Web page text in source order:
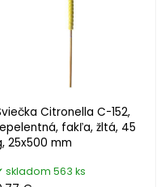
Citronella C-152,
fakľa, žltá, 45
25x500 mm
skladom 563 ks